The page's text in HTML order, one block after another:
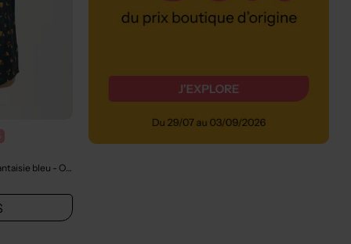
bleu - Outlet